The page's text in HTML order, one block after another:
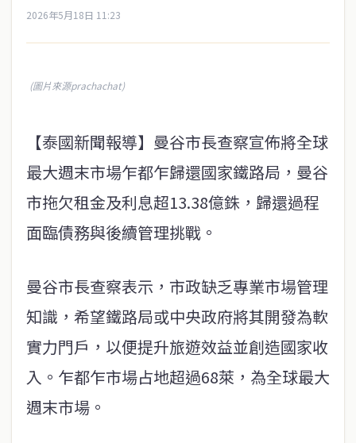
2026年5月18日 11:23
(圖片來源prachachat)
【泰國新聞報導】曼谷市長查察宣佈將全球
最大週末市場乍都乍歸還國家鐵路局，曼谷
市拖欠租金及利息超13.38億銖，歸還過程
面臨債務與後續管理挑戰。
曼谷市長查察表示，市政缺乏專業市場管理
知識，希望鐵路局或中央政府將其開發為軟
實力門戶，以便提升旅遊效益並創造國家收
入。乍都乍市場占地超過68萊，為全球最大
週末市場。